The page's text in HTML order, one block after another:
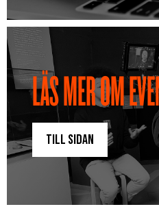
LÄS MER OM
till sidan